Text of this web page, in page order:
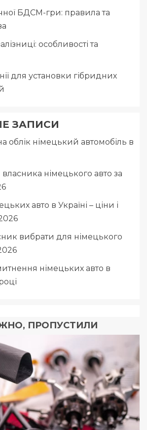
БДСМ-гри: правила та
особливості та
для установки гібридних
ЗАПИСИ
облік німецький автомобіль в
німецького авто за
авто в Україні – ціни і
вибрати для німецького
німецьких авто в
ПРОПУСТИЛИ